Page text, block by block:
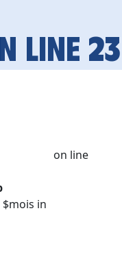
line 23
on line
in